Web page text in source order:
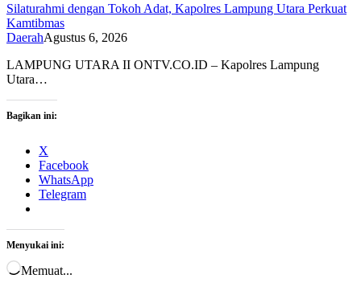
Silaturahmi dengan Tokoh Adat, Kapolres Lampung Utara Perkuat
Kamtibmas
DaerahAgustus 6, 2026
LAMPUNG UTARA II ONTV.CO.ID – Kapolres Lampung
Utara…
Bagikan ini:
X
Facebook
WhatsApp
Telegram
Menyukai ini:
Memuat...